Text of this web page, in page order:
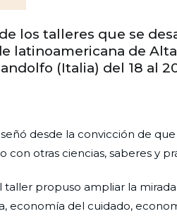
los talleres que se
latinoamericana de
(Italia) del 18 al
desde la convicción de
otras ciencias, saberes y
propuso ampliar la
economía del cuidado,